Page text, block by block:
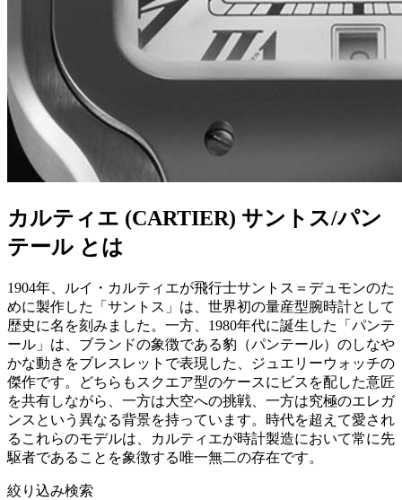
カルティエ (CARTIER) サントス/パン
テール とは
1904年、ルイ・カルティエが飛行士サントス＝デュモンのた
めに製作した「サントス」は、世界初の量産型腕時計として
歴史に名を刻みました。一方、1980年代に誕生した「パンテ
ール」は、ブランドの象徴である豹（パンテール）のしなや
かな動きをブレスレットで表現した、ジュエリーウォッチの
傑作です。どちらもスクエア型のケースにビスを配した意匠
を共有しながら、一方は大空への挑戦、一方は究極のエレガ
ンスという異なる背景を持っています。時代を超えて愛され
るこれらのモデルは、カルティエが時計製造において常に先
駆者であることを象徴する唯一無二の存在です。
絞り込み検索